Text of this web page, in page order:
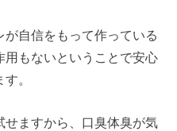
自信をもって作っている
もないということで安心
。
せますから、口臭体臭が気